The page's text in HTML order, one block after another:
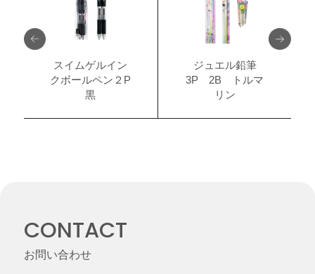
スイムゲルイン
クボールペン２P
黒
ジュエル鉛筆
3P 2B トルマ
リン
CONTACT
お問い合わせ